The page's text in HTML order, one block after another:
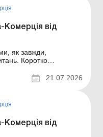
від
як завжди,
Коротко
Коротко
опублікованих цього
21.07.2026
від